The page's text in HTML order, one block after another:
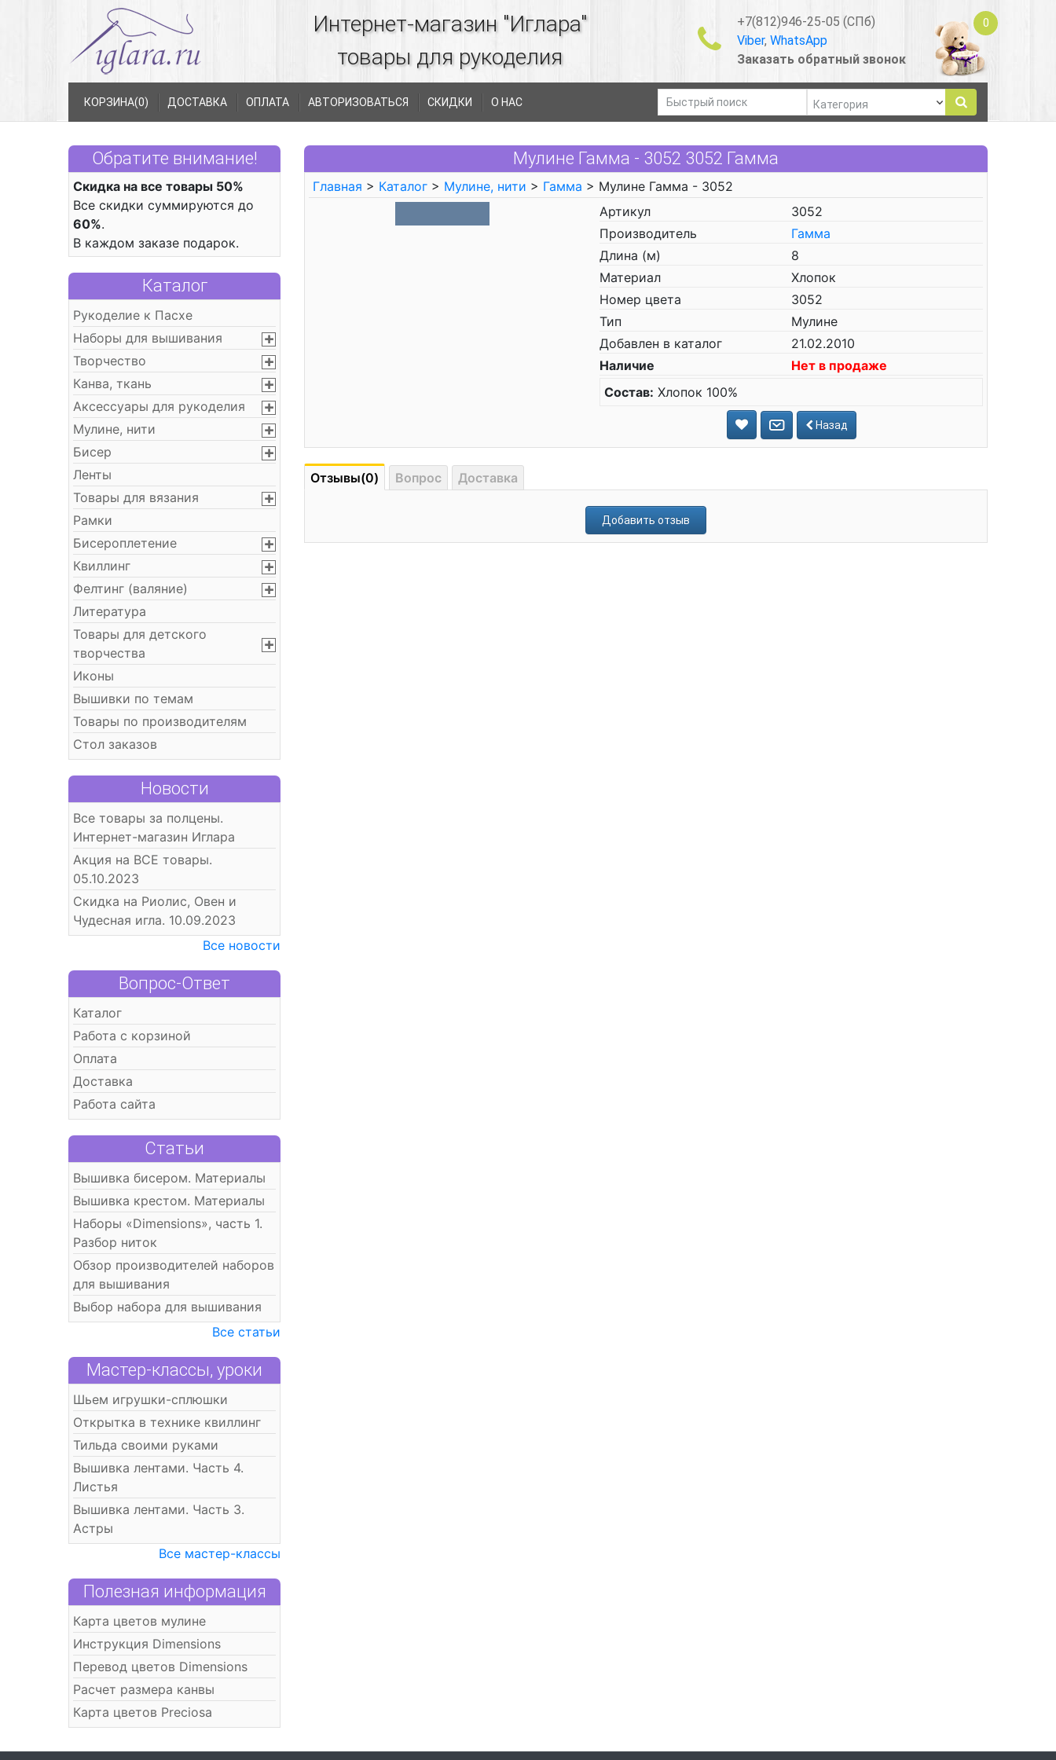
Интернет-магазин "Иглара"
товары для рукоделия
+7(812)946-25-05 (СПб)
Viber, WhatsApp
Заказать обратный звонок
0
КОРЗИНА(0) ДОСТАВКА ОПЛАТА АВТОРИЗОВАТЬСЯ СКИДКИ О НАС
Обратите внимание!
Скидка на все товары 50%
Все скидки суммируются до
60%.
В каждом заказе подарок.
Каталог
Рукоделие к Пасхе
Наборы для вышивания
Творчество
Канва, ткань
Аксессуары для рукоделия
Мулине, нити
Бисер
Ленты
Товары для вязания
Рамки
Бисероплетение
Квиллинг
Фелтинг (валяние)
Литература
Товары для детского
творчества
Иконы
Вышивки по темам
Товары по производителям
Стол заказов
Новости
Все товары за полцены.
Интернет-магазин Иглара
Акция на ВСЕ товары.
05.10.2023
Скидка на Риолис, Овен и
Чудесная игла. 10.09.2023
Все новости
Вопрос-Ответ
Каталог
Работа с корзиной
Оплата
Доставка
Работа сайта
Статьи
Вышивка бисером. Материалы
Вышивка крестом. Материалы
Наборы «Dimensions», часть 1.
Разбор ниток
Обзор производителей наборов
для вышивания
Выбор набора для вышивания
Все статьи
Мастер-классы, уроки
Шьем игрушки-сплюшки
Открытка в технике квиллинг
Тильда своими руками
Вышивка лентами. Часть 4.
Листья
Вышивка лентами. Часть 3.
Астры
Все мастер-классы
Полезная информация
Карта цветов мулине
Инструкция Dimensions
Перевод цветов Dimensions
Расчет размера канвы
Карта цветов Preciosa
Мулине Гамма - 3052 3052 Гамма
Главная > Каталог > Мулине, нити > Гамма > Мулине Гамма - 3052
Артикул
3052
Производитель
Гамма
Длина (м)
8
Материал
Хлопок
Номер цвета
3052
Тип
Мулине
Добавлен в каталог
21.02.2010
Наличие
Нет в продаже
Состав: Хлопок 100%
Назад
Отзывы(0) Вопрос Доставка
Добавить отзыв